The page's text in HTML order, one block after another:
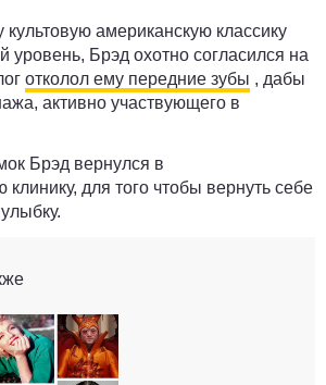
американскую классику
уровень, Брэд охотно согласился на
отколол ему передние зубы , дабы
активно участвующего в
Брэд вернулся в
клинику, для того чтобы вернуть себе